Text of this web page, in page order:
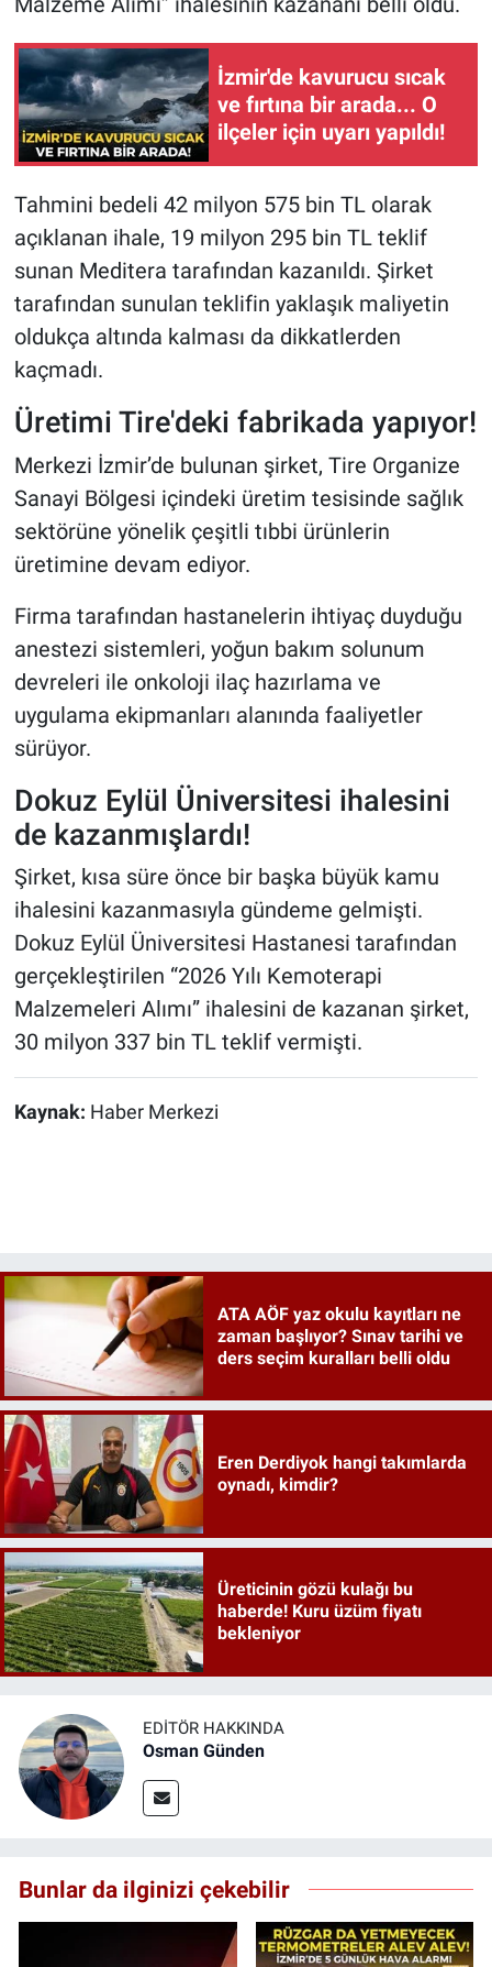
İzmir'de kavurucu sıcak
ve fırtına bir arada... O
ilçeler için uyarı yapıldı!
Tahmini bedeli 42 milyon 575 bin TL olarak
açıklanan ihale, 19 milyon 295 bin TL teklif
sunan Meditera tarafından kazanıldı. Şirket
tarafından sunulan teklifin yaklaşık maliyetin
oldukça altında kalması da dikkatlerden
kaçmadı.
Üretimi Tire'deki fabrikada yapıyor!
Merkezi İzmir’de bulunan şirket, Tire Organize
Sanayi Bölgesi içindeki üretim tesisinde sağlık
sektörüne yönelik çeşitli tıbbi ürünlerin
üretimine devam ediyor.
Firma tarafından hastanelerin ihtiyaç duyduğu
anestezi sistemleri, yoğun bakım solunum
devreleri ile onkoloji ilaç hazırlama ve
uygulama ekipmanları alanında faaliyetler
sürüyor.
Dokuz Eylül Üniversitesi ihalesini
de kazanmışlardı!
Şirket, kısa süre önce bir başka büyük kamu
ihalesini kazanmasıyla gündeme gelmişti.
Dokuz Eylül Üniversitesi Hastanesi tarafından
gerçekleştirilen “2026 Yılı Kemoterapi
Malzemeleri Alımı” ihalesini de kazanan şirket,
30 milyon 337 bin TL teklif vermişti.
Kaynak: Haber Merkezi
ATA AÖF yaz okulu kayıtları ne
zaman başlıyor? Sınav tarihi ve
ders seçim kuralları belli oldu
Eren Derdiyok hangi takımlarda
oynadı, kimdir?
Üreticinin gözü kulağı bu
haberde! Kuru üzüm fiyatı
bekleniyor
EDITÖR HAKKINDA
Osman Günden
Bunlar da ilginizi çekebilir